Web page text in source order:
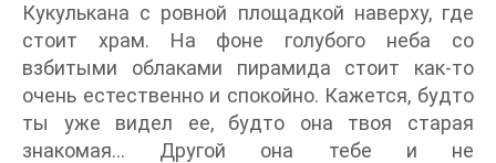
Кукулькана с ровной площадкой наверху, где
стоит храм. На фоне голубого неба со
взбитыми облаками пирамида стоит как-то
очень естественно и спокойно. Кажется, будто
ты уже видел ее, будто она твоя старая
знакомая… Другой она тебе и не